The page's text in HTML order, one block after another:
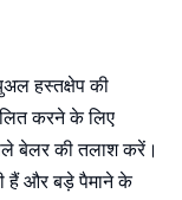
हस्तक्षेप की
करने के लिए
बेलर की तलाश करें।
हैं और बड़े पैमाने के